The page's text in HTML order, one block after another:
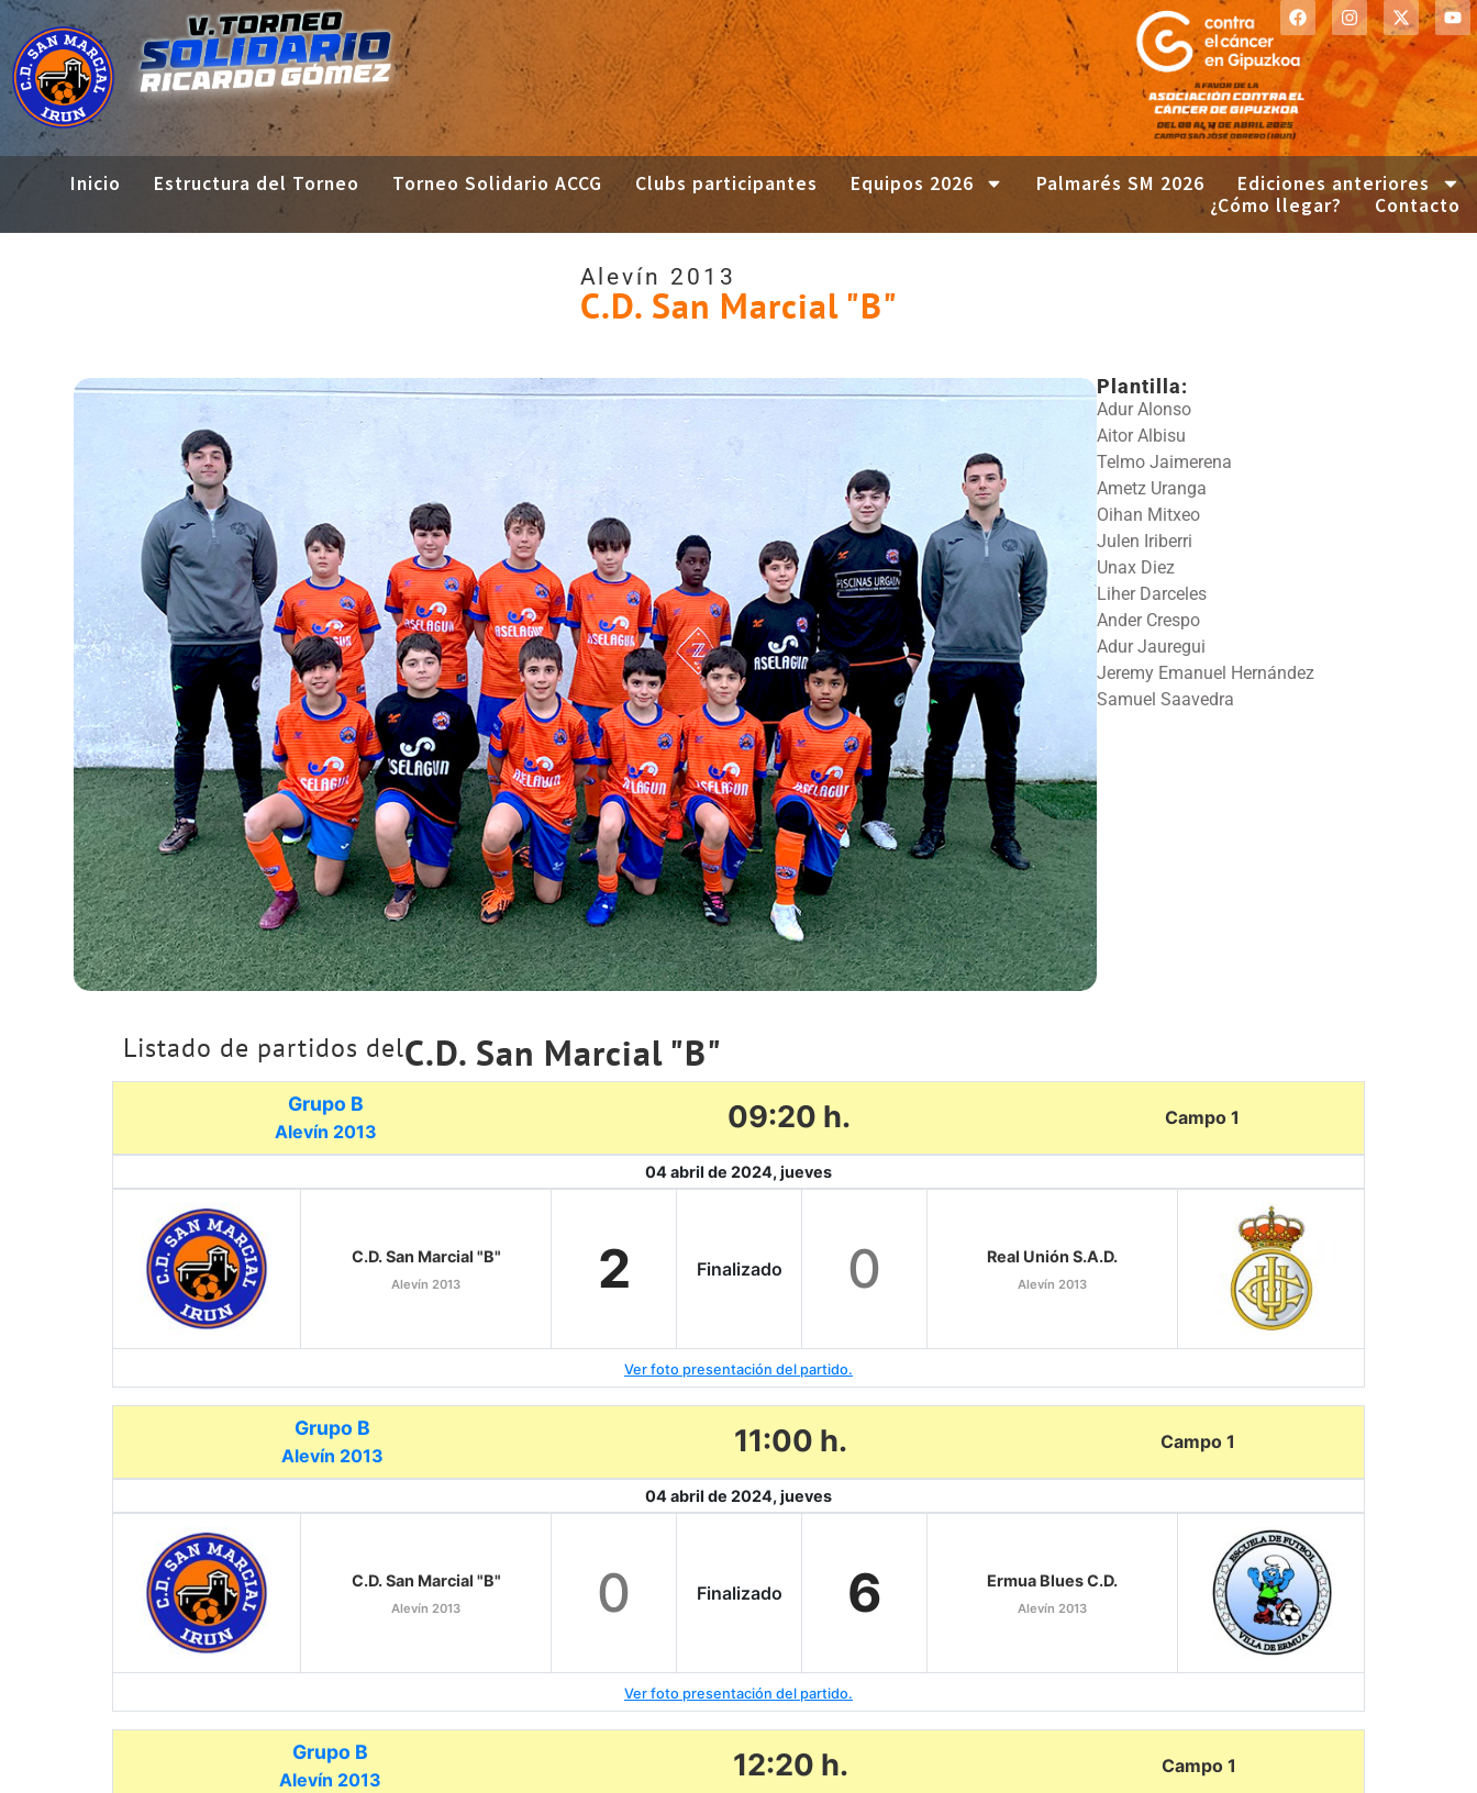
Inicio Estructura del Torneo Torneo Solidario ACCG Clubs participantes Equipos 2026 Palmarés SM 2026
Ediciones anteriores
¿Cómo llegar?
Contacto
Alevín 2013
C.D. San Marcial "B"
Plantilla:
Adur Alonso
Aitor Albisu
Telmo Jaimerena
Ametz Uranga
Oihan Mitxeo
Julen Iriberri
Unax Diez
Liher Darceles
Ander Crespo
Adur Jauregui
Jeremy Emanuel Hernández
Samuel Saavedra
Listado de partidos delC.D. San Marcial "B"
Grupo B
Alevín 2013 09:20 h. Campo 1
04 abril de 2024, jueves
C.D. San Marcial "B"
Alevín 2013 2 Finalizado 0 Real Unión S.A.D.
Alevín 2013
Ver foto presentación del partido.
Grupo B
Alevín 2013 11:00 h. Campo 1
04 abril de 2024, jueves
C.D. San Marcial "B"
Alevín 2013 0 Finalizado 6 Ermua Blues C.D.
Alevín 2013
Ver foto presentación del partido.
Grupo B
Alevín 2013 12:20 h. Campo 1